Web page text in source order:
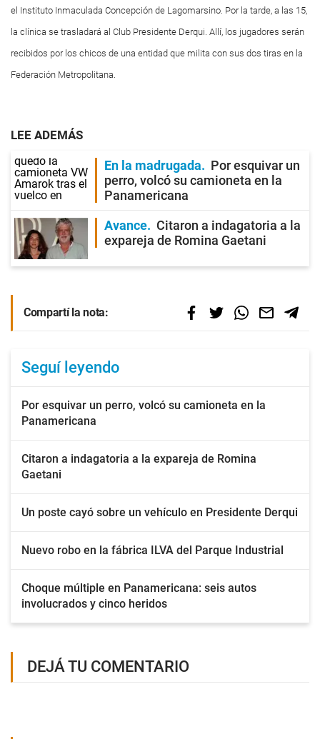
el Instituto Inmaculada Concepción de Lagomarsino. Por la tarde, a las 15,
la clínica se trasladará al Club Presidente Derqui. Allí, los jugadores serán
recibidos por los chicos de una entidad que milita con sus dos tiras en la
Federación Metropolitana.
LEE ADEMÁS
En la madrugada
Por esquivar un
perro, volcó su camioneta en la
Panamericana
Avance
Citaron a indagatoria a la
expareja de Romina Gaetani
Compartí la nota:
Seguí leyendo
Por esquivar un perro, volcó su camioneta en la
Panamericana
Citaron a indagatoria a la expareja de Romina
Gaetani
Un poste cayó sobre un vehículo en Presidente Derqui
Nuevo robo en la fábrica ILVA del Parque Industrial
Choque múltiple en Panamericana: seis autos
involucrados y cinco heridos
DEJÁ TU COMENTARIO